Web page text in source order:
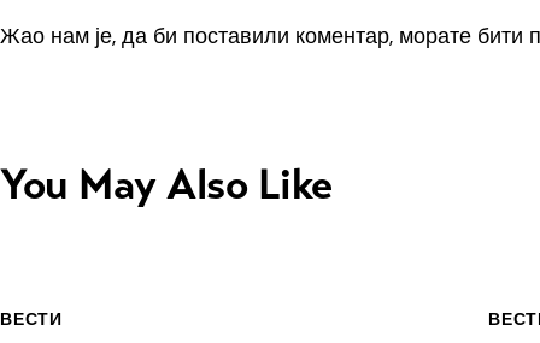
Жао нам је, да би поставили коментар, морате бити
You May Also Like
ВЕСТИ